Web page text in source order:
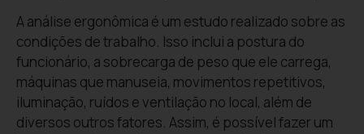
A análise ergonômica é um estudo realizado sobre as
condições de trabalho. Isso inclui a postura do
funcionário, a sobrecarga de peso que ele carrega,
máquinas que manuseia, movimentos repetitivos,
iluminação, ruídos e ventilação no local, além de
diversos outros fatores. Assim, é possível fazer um